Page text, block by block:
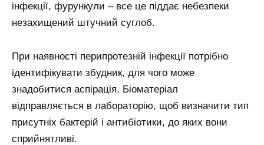
інфекції, фурункули – все це піддає небезпеки
незахищений штучний суглоб.
При наявності перипротезній інфекції потрібно
ідентифікувати збудник, для чого може
знадобитися аспірація. Біоматеріал
відправляється в лабораторію, щоб визначити тип
присутніх бактерій і антибіотики, до яких вони
сприйнятливі.